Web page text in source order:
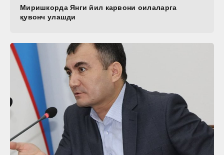
Миришкорда Янги йил карвони оилаларга
қувонч улашди